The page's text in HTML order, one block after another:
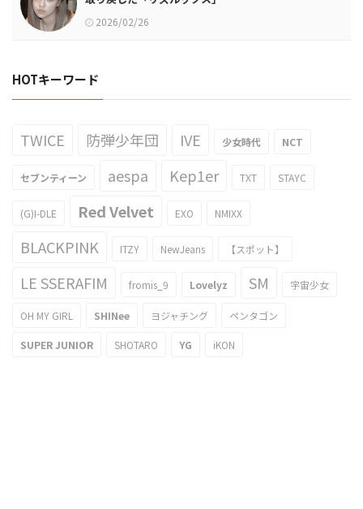
2026/02/26
HOTキーワード
TWICE 防弾少年団 IVE 少女時代 NCT
セブンティーン aespa Kep1er TXT STAYC
(G)I-DLE Red Velvet EXO NMIXX
BLACKPINK ITZY NewJeans 【スポット】
LE SSERAFIM fromis_9 Lovelyz SM 宇宙少女
OH MY GIRL SHINee ヨジャチング ペンタゴン
SUPER JUNIOR SHOTARO YG iKON